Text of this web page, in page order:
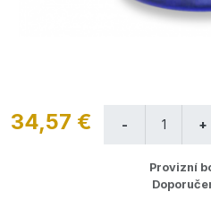
34,57 €
Provizní